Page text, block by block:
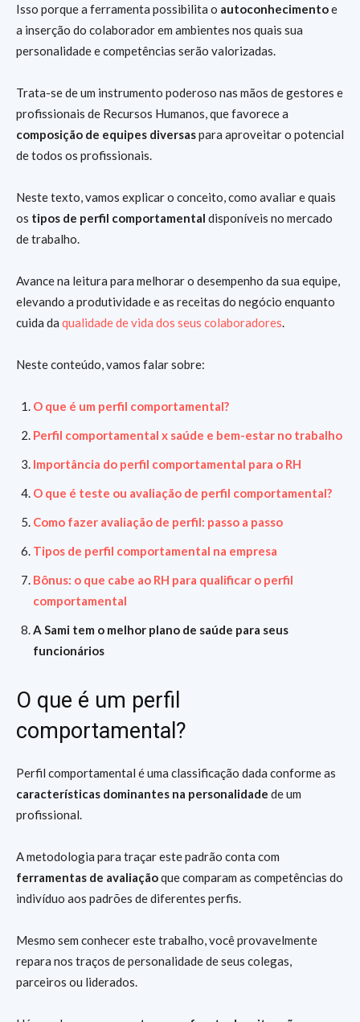
Isso porque a ferramenta possibilita o autoconhecimentoe
a inserção do colaborador em ambientes nos quais sua
personalidade e competências serão valorizadas.
Trata-se de um instrumento poderoso nas mãos de gestores e
profissionais de Recursos Humanos, que favorece a
composição de equipes diversaspara aproveitar o potencial
de todos os profissionais.
Neste texto, vamos explicar o conceito, como avaliar e quais
os tipos de perfil comportamental disponíveis no mercado
de trabalho.
Avance na leitura para melhorar o desempenho da sua equipe,
elevando a produtividade e as receitas do negócio enquanto
cuida da qualidade de vida dos seus colaboradores.
Neste conteúdo, vamos falar sobre:
O que é um perfil comportamental?
Perfil comportamental x saúde e bem-estar no trabalho
Importância do perfil comportamental para o RH
O que é teste ou avaliação de perfil comportamental?
Como fazer avaliação de perfil: passo a passo
Tipos de perfil comportamental na empresa
Bônus: o que cabe ao RH para qualificar o perfil
comportamental
A Sami tem o melhor plano de saúde para seus
funcionários
O que é um perfil
comportamental?
Perfil comportamental é uma classificação dada conforme as
características dominantes na personalidade de um
profissional.
A metodologia para traçar este padrão conta com
ferramentas de avaliaçãoque comparam as competências do
indivíduo aos padrões de diferentes perfis.
Mesmo sem conhecer este trabalho, você provavelmente
repara nos traços de personalidade de seus colegas,
parceiros ou liderados.